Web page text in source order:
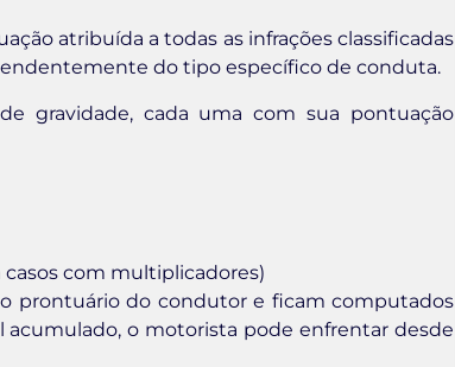
atribuída a todas as infrações classificadas
do tipo específico de conduta.
gravidade, cada uma com sua pontuação
com multiplicadores)
prontuário do condutor e ficam computados
o motorista pode enfrentar desde